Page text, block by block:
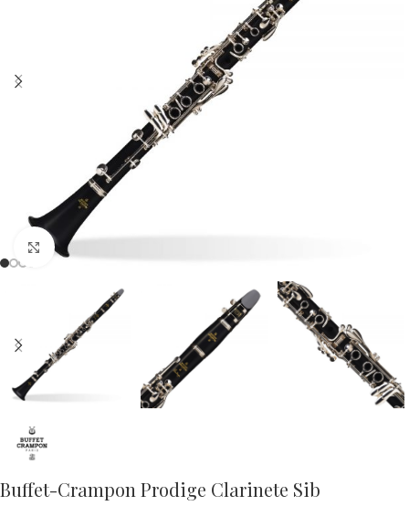
Click to enlarge
Buffet-Crampon Prodige Clarinete Sib